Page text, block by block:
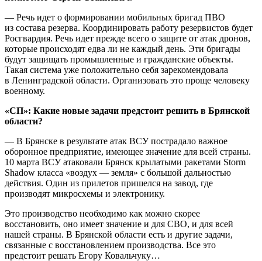
— Речь идет о формировании мобильных бригад ПВО
из состава резерва. Координировать работу резервистов будет
Росгвардия. Речь идет прежде всего о защите от атак дронов,
которые происходят едва ли не каждый день. Эти бригады
будут защищать промышленные и гражданские объекты.
Такая система уже положительно себя зарекомендовала
в Ленинградской области. Организовать это проще человеку
военному.
«СП»: Какие новые задачи предстоит решить в Брянской
области?
— В Брянске в результате атак ВСУ пострадало важное
оборонное предприятие, имеющее значение для всей страны.
10 марта ВСУ атаковали Брянск крылатыми ракетами Storm
Shadow класса «воздух — земля» с большой дальностью
действия. Один из прилетов пришелся на завод, где
производят микросхемы и электронику.
Это производство необходимо как можно скорее
восстановить, оно имеет значение и для СВО, и для всей
нашей страны. В Брянской области есть и другие задачи,
связанные с восстановлением производства. Все это
предстоит решать Егору Ковальчуку…